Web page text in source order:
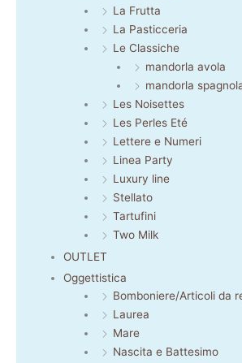
La Frutta
La Pasticceria
Le Classiche
mandorla avola
mandorla
Les Noisettes
Les Perles Eté
Lettere e Numeri
Linea Party
Luxury line
Stellato
Tartufini
Two Milk
OUTLET
Oggettistica
Bomboniere/Articoli da
Laurea
Mare
Nascita e Battesimo